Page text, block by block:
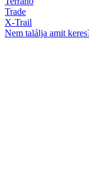
Trade
X-Trail
Nem találja amit